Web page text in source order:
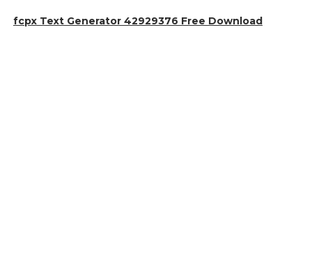
fcpx Text Generator 42929376 Free Download